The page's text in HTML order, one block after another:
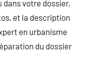
votre dossier,
et la description
en urbanisme
du dossier